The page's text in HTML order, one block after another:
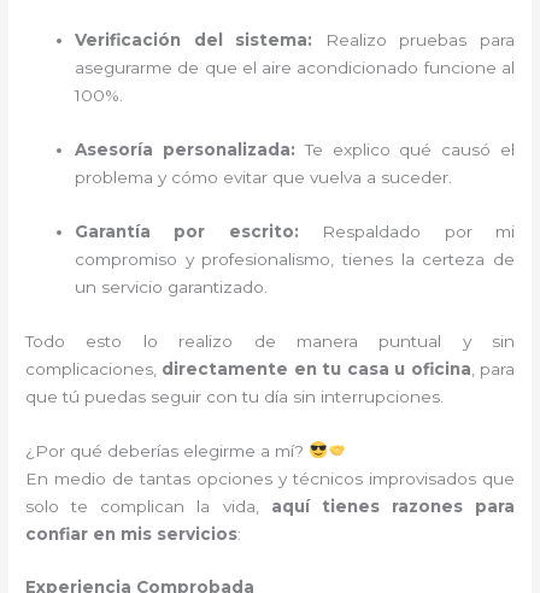
Verificación del sistema: Realizo pruebas para
asegurarme de que el aire acondicionado funcione al
100%.
Asesoría personalizada: Te explico qué causó el
problema y cómo evitar que vuelva a suceder.
Garantía por escrito: Respaldado por mi
compromiso y profesionalismo, tienes la certeza de
un servicio garantizado.
Todo esto lo realizo de manera puntual y sin
complicaciones, directamente en tu casa u oficina , para
que tú puedas seguir con tu día sin interrupciones.
¿Por qué deberías elegirme a mí?
En medio de tantas opciones y técnicos improvisados que
solo te complican la vida, aquí tienes razones para
confiar en mis servicios:
Experiencia Comprobada